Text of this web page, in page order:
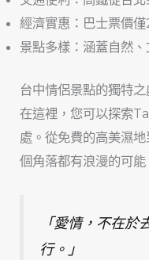
經濟實惠：巴士票價
景點多樣：涵蓋自然
台中情侶景點的獨特之
在這裡，您可以探索
處。從免費的高美濕
個角落都有浪漫的可能
「愛情，不在
行。」